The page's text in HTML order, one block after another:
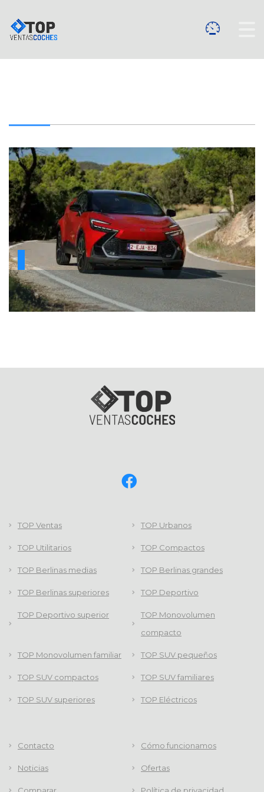
TOP Ventas TOP Urbanos
TOP Utilitarios TOP Compactos
TOP Berlinas medias TOP Berlinas grandes
TOP Berlinas superiores TOP Deportivo
TOP Deportivo superior
TOP Monovolumen
compacto
TOP Monovolumen familiar TOP SUV pequeños
TOP SUV compactos TOP SUV familiares
TOP SUV superiores TOP Eléctricos
Contacto Cómo funcionamos
Noticias Ofertas